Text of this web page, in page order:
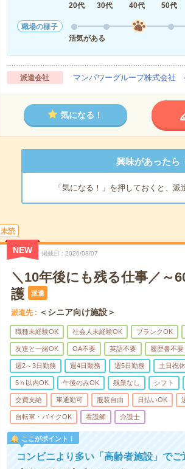
20代
30代 40代 50代
職場の様子
活気がある
派遣会社 マンパワーグループ株式会社
気になる！
興味があったら
「気になる！」を押しておくと、派
未読
NEW 掲載日 2026/08/07
＼10年後にも残る仕事／～
護
派遣
派遣先 ＜シニア向け施設＞
職種未経験OK 社会人未経験OK ブランクOK
友達と一緒OK OA不要 英語不要 履歴書不要
週2～3日勤務 週4日勤務 週5日勤務 土日祝休
5ｈ以内OK 午後のみOK 残業なし シフト
交費支給 車通勤可 服装自由 日払いOK
自転車・バイクOK 看護師 介護士
ここがポイント！
コンビニより多い「高齢者施設」で